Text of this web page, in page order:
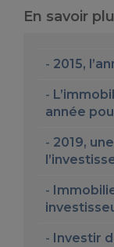
En savoir
2015,
année
2019,
Investir